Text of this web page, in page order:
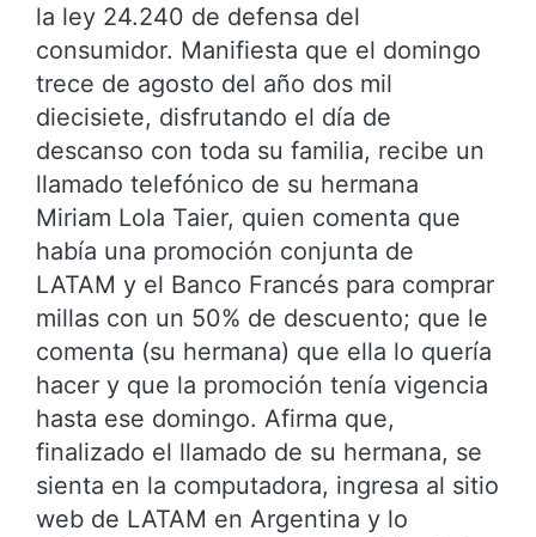
la ley 24.240 de defensa del
consumidor. Manifiesta que el domingo
trece de agosto del año dos mil
diecisiete, disfrutando el día de
descanso con toda su familia, recibe un
llamado telefónico de su hermana
Miriam Lola Taier, quien comenta que
había una promoción conjunta de
LATAM y el Banco Francés para comprar
millas con un 50% de descuento; que le
comenta (su hermana) que ella lo quería
hacer y que la promoción tenía vigencia
hasta ese domingo. Afirma que,
finalizado el llamado de su hermana, se
sienta en la computadora, ingresa al sitio
web de LATAM en Argentina y lo